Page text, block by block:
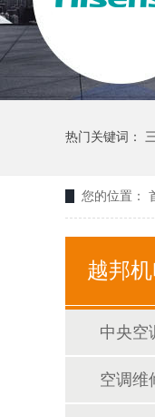
热门关键词：
您的位置：
越邦
中央空
空调维